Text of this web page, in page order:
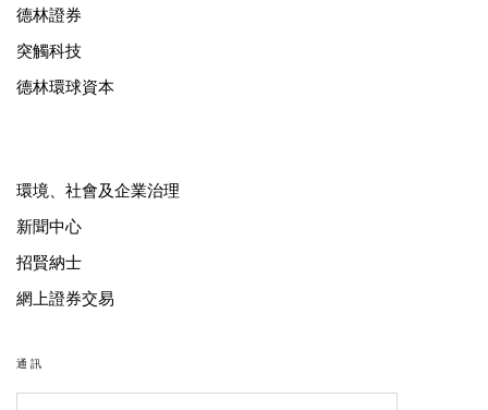
德林證券
突觸科技
德林環球資本
環境、社會及企業治理
新聞中心
招賢納士
網上證券交易
通訊